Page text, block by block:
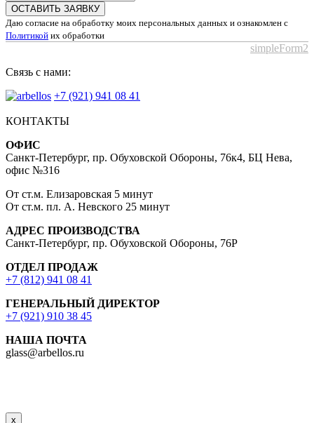
ОСТАВИТЬ ЗАЯВКУ
Даю согласие на обработку моих персональных данных и ознакомлен с
Политикой их обработки
simpleForm2
Связь с нами:
+7 (921) 941 08 41
КОНТАКТЫ
ОФИС
Санкт-Петербург, пр. Обуховской Обороны, 76к4, БЦ Нева,
офис №316
От ст.м. Елизаровская 5 минут
От ст.м. пл. А. Невского 25 минут
АДРЕС ПРОИЗВОДСТВА
Санкт-Петербург, пр. Обуховской Обороны, 76Р
ОТДЕЛ ПРОДАЖ
+7 (812) 941 08 41
ГЕНЕРАЛЬНЫЙ ДИРЕКТОР
+7 (921) 910 38 45
НАША ПОЧТА
glass@arbellos.ru
x